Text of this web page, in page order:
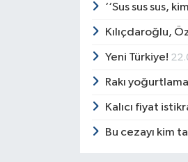
‘‘Sus sus sus,
Kılıçdaroğlu,
Yeni Türkiye!
Rakı
Kalıcı fiyat
Bu cezayı kim